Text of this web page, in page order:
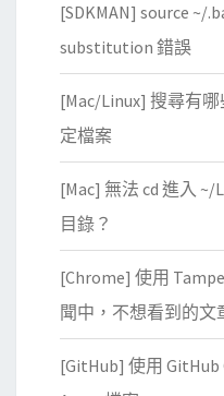
[SDKMAN] source ~/
substitution 錯誤
[Mac/Linux] 搜尋有
定檔案
[Mac] 無法 cd 進入
目錄？
[Chrome] 使用
聞中，不想看到的文
[GitHub] 使用 GitHub